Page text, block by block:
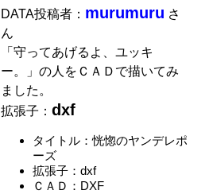
DATA投稿者： murumuru さ
ん
「守ってあげるよ、ユッキ
ー。」の人をＣＡＤで描いてみ
ました。
拡張子：dxf
タイトル：恍惚のヤンデレポ
ーズ
拡張子：dxf
ＣＡＤ：DXF